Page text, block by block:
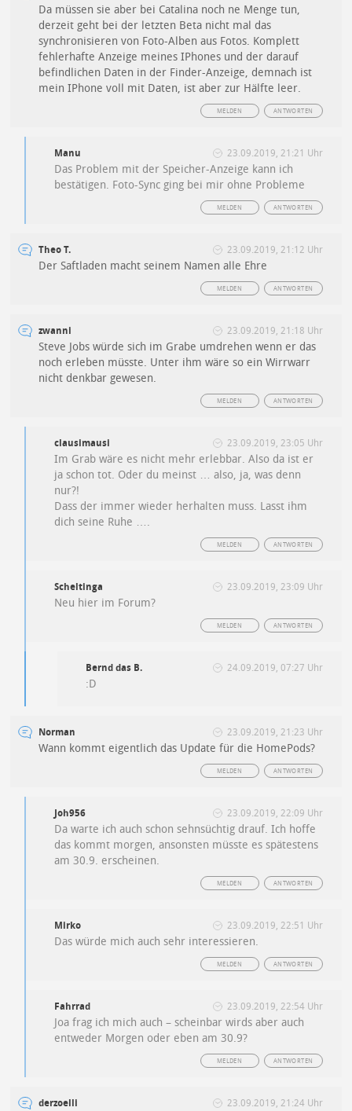
Da müssen sie aber bei Catalina noch ne Menge tun,
derzeit geht bei der letzten Beta nicht mal das
synchronisieren von Foto-Alben aus Fotos. Komplett
fehlerhafte Anzeige meines IPhones und der darauf
befindlichen Daten in der Finder-Anzeige, demnach ist
mein IPhone voll mit Daten, ist aber zur Hälfte leer.
ANTWORTEN
MELDEN
Manu 23.09.2019, 21:21 Uhr
Das Problem mit der Speicher-Anzeige kann ich
bestätigen. Foto-Sync ging bei mir ohne Probleme
ANTWORTEN
MELDEN
Theo T. 23.09.2019, 21:12 Uhr
Der Saftladen macht seinem Namen alle Ehre
ANTWORTEN
MELDEN
zwanni 23.09.2019, 21:18 Uhr
Steve Jobs würde sich im Grabe umdrehen wenn er das
noch erleben müsste. Unter ihm wäre so ein Wirrwarr
nicht denkbar gewesen.
ANTWORTEN
MELDEN
clausimausi 23.09.2019, 23:05 Uhr
Im Grab wäre es nicht mehr erlebbar. Also da ist er
ja schon tot. Oder du meinst … also, ja, was denn
nur?!
Dass der immer wieder herhalten muss. Lasst ihm
dich seine Ruhe ….
ANTWORTEN
MELDEN
Scheltinga 23.09.2019, 23:09 Uhr
Neu hier im Forum?
ANTWORTEN
MELDEN
Bernd das B. 24.09.2019, 07:27 Uhr
:D
Norman 23.09.2019, 21:23 Uhr
Wann kommt eigentlich das Update für die HomePods?
ANTWORTEN
MELDEN
Joh956 23.09.2019, 22:09 Uhr
Da warte ich auch schon sehnsüchtig drauf. Ich hoffe
das kommt morgen, ansonsten müsste es spätestens
am 30.9. erscheinen.
ANTWORTEN
MELDEN
Mirko 23.09.2019, 22:51 Uhr
Das würde mich auch sehr interessieren.
ANTWORTEN
MELDEN
Fahrrad 23.09.2019, 22:54 Uhr
Joa frag ich mich auch – scheinbar wirds aber auch
entweder Morgen oder eben am 30.9?
ANTWORTEN
MELDEN
derzoelli 23.09.2019, 21:24 Uhr